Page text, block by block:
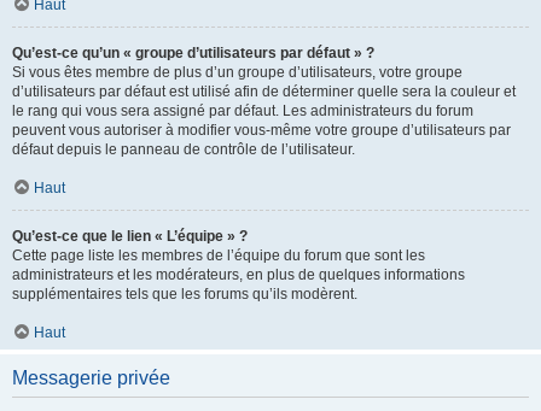
Haut
Qu’est-ce qu’un « groupe d’utilisateurs par défaut » ?
Si vous êtes membre de plus d’un groupe d’utilisateurs, votre groupe
d’utilisateurs par défaut est utilisé afin de déterminer quelle sera la couleur et
le rang qui vous sera assigné par défaut. Les administrateurs du forum
peuvent vous autoriser à modifier vous-même votre groupe d’utilisateurs par
défaut depuis le panneau de contrôle de l’utilisateur.
Haut
Qu’est-ce que le lien « L’équipe » ?
Cette page liste les membres de l’équipe du forum que sont les
administrateurs et les modérateurs, en plus de quelques informations
supplémentaires tels que les forums qu’ils modèrent.
Haut
Messagerie privée